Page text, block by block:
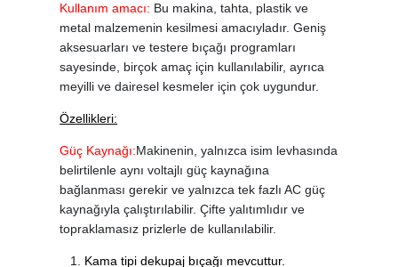
Kullanım amacı: Bu makina, tahta, plastik ve
metal malzemenin kesilmesi amacıyladır. Geniş
aksesuarları ve testere bıçağı programları
sayesinde, birçok amaç için kullanılabilir, ayrıca
meyilli ve dairesel kesmeler için çok uygundur.
Özellikleri:
Güç Kaynağı:Makinenin, yalnızca isim levhasında
belirtilenle aynı voltajlı güç kaynağına
bağlanması gerekir ve yalnızca tek fazlı AC güç
kaynağıyla çalıştırılabilir. Çifte yalıtımlıdır ve
topraklamasız prizlerle de kullanılabilir.
Kama tipi dekupaj bıçağı mevcuttur.